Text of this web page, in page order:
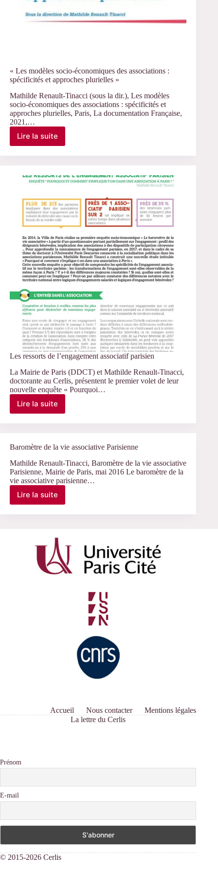
« Les modèles socio-économiques des associations :
spécificités et approches plurielles »
Mathilde Renault-Tinacci (sous la dir.), Les modèles
socio-économiques des associations : spécificités et
approches plurielles, Paris, La documentation Française,
2021,…
Lire la suite
« Les
des
associations
spécificités
et
approches
Les ressorts de l’engagement associatif parisien
La Mairie de Paris (DDCT) et Mathilde Renault-Tinacci,
doctorante au Cerlis, présentent le premier volet de leur
nouvelle enquête « Pourquoi…
Lire la suite
Les
associatif
Baromètre de la vie associative Parisienne
Mathilde Renault-Tinacci, Baromètre de la vie associative
Parisienne, Mairie de Paris, mai 2016 Le baromètre de la
vie associative parisienne…
Lire la suite
Baromètre
associative
Parisienne
Accueil Nous contacter
Mentions légales
La lettre du Cerlis
Prénom
E-mail
© 2015-2026 Cerlis